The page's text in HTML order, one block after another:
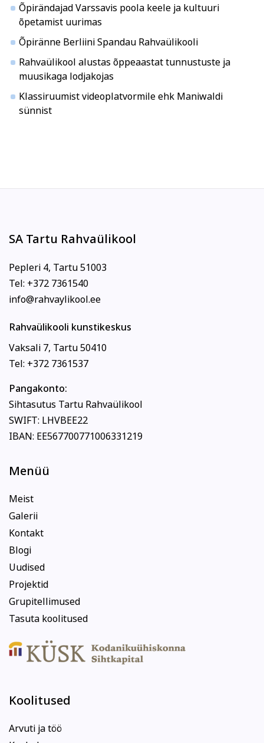
Õpirändajad Varssavis poola keele ja kultuuri
õpetamist uurimas
Õpiränne Berliini Spandau Rahvaülikooli
Rahvaülikool alustas õppeaastat tunnustuste ja
muusikaga lodjakojas
Klassiruumist videoplatvormile ehk Maniwaldi
sünnist
SA Tartu Rahvaülikool
Pepleri 4, Tartu 51003
Tel: +372 7361540
info@rahvaylikool.ee
Rahvaülikooli kunstikeskus
Vaksali 7, Tartu 50410
Tel: +372 7361537
Pangakonto:
Sihtasutus Tartu Rahvaülikool
SWIFT: LHVBEE22
IBAN: EE567700771006331219
Menüü
Meist
Galerii
Kontakt
Blogi
Uudised
Projektid
Grupitellimused
Tasuta koolitused
Koolitused
Arvuti ja töö